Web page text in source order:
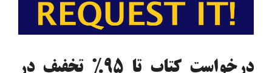
درخواست کتاب تا 95% تخفیف در